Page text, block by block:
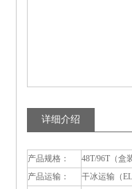
详细介绍
产品规格：
48T/96T（盒
产品运输：
干冰运输（